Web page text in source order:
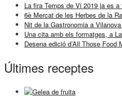
La fira Temps de Vi 2019 ja es a
6è Mercat de les Herbes de la
Nit de la Gastronomia a
Una cita amb els formatges, a
Desena edició d’All Those Food
Últimes receptes